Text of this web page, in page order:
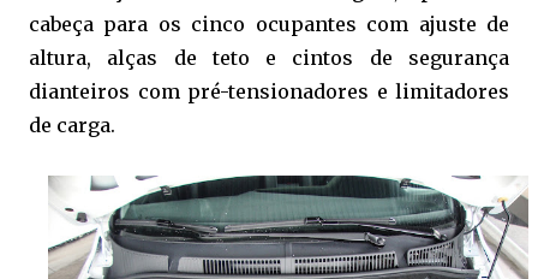
cabeça para os cinco ocupantes com ajuste de
altura, alças de teto e cintos de segurança
dianteiros com pré-tensionadores e limitadores
de carga.